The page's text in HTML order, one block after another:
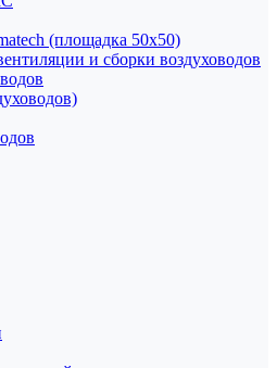
(площадка 50х50)
и сборки воздуховодов